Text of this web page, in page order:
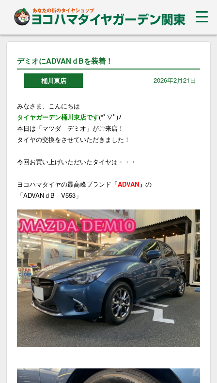
デミオにADVANｄBを装着！
桶川東店 2026年2月21日
みなさま、こんにちは
タイヤガーデン桶川東店です(*ﾟ▽ﾟ)ﾉ
本日は「マツダ デミオ」がご来店！
タイヤの交換をさせていただきました！
今回お買い上げいただいたタイヤは・・・
ヨコハマタイヤの最高峰ブランド「ADVAN 」の
「ADVANｄB V553」